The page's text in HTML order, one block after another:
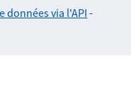
données via l'API-